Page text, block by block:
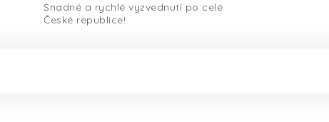
Snadné a rychlé vyzvednutí po celé
České republice!